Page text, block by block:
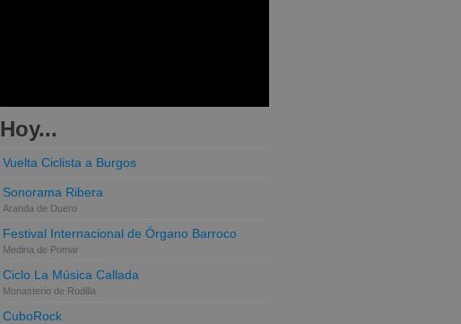
Hoy...
Vuelta Ciclista a Burgos
Sonorama Ribera
Aranda de Duero
Festival Internacional de Órgano Barroco
Medina de Pomar
Ciclo La Música Callada
Monasterio de Rodilla
CuboRock